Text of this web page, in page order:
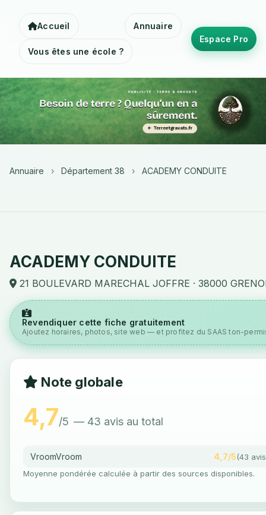
Accueil Annuaire
Vous êtes une école ?
Espace Pro
Annuaire › Département 38 › ACADEMY CONDUITE
ACADEMY CONDUITE
21 BOULEVARD MARECHAL JOFFRE · 38000
Revendiquer cette fiche gratuitement
Ajoutez horaires, photos, site web — et profitez du SAAS ton-
Note globale
4,7/5 — 43 avis au total
VroomVroom 4,7/5(43
Moyenne pondérée calculée à partir des sources disponibles.